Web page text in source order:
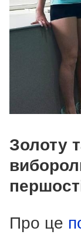
Золоту
Про це